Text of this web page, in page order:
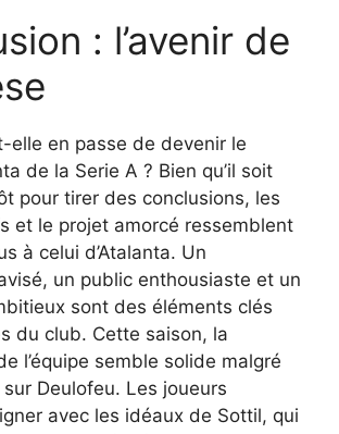
: l’avenir de
elle en passe de devenir le
de la Serie A ? Bien qu’il soit
pour tirer des conclusions, les
et le projet amorcé ressemblent
à celui d’Atalanta. Un
un public enthousiaste et un
sont des éléments clés
du club. Cette saison, la
l’équipe semble solide malgré
Deulofeu. Les joueurs
avec les idéaux de Sottil, qui